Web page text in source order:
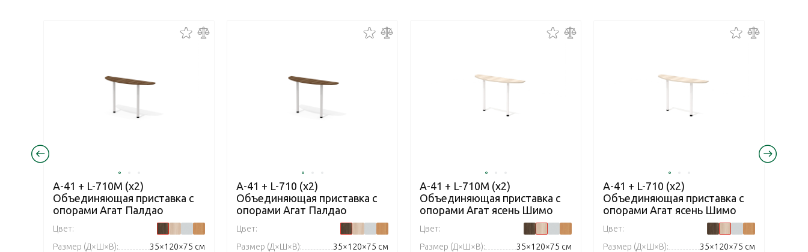
А-41 + L-710М (x2)
Объединяющая приставка с
опорами Агат Палдао
Цвет:
Размер (Д×Ш×В):
35×120×75 см
А-41 + L-710 (x2)
Объединяющая приставка с
опорами Агат Палдао
Цвет:
Размер (Д×Ш×В):
35×120×75 см
А-41 + L-710М (x2)
Объединяющая приставка с
опорами Агат ясень Шимо
Цвет:
Размер (Д×Ш×В):
35×120×75 см
А-41 + L-710 (x2)
Объединяющая приставка с
опорами Агат ясень Шимо
Цвет:
Размер (Д×Ш×В):
35×120×75 см